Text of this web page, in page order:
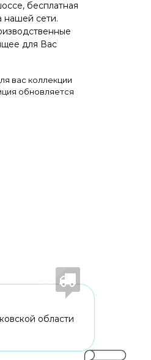
бесплатная
нашей сети.
для Вас
вас коллекции
обновляется
области